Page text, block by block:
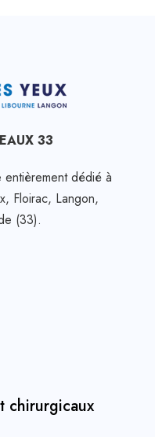
33
entièrement dédié à
Floirac, Langon,
(33).
chirurgicaux